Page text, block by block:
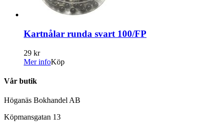
Kartnålar runda svart 100/FP
29 kr
Mer infoKöp
Vår butik
Höganäs Bokhandel AB
Köpmansgatan 13